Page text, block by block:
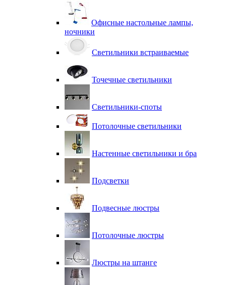
Офисные настольные лампы,
ночники
Светильники встраиваемые
Точечные светильники
Светильники-споты
Потолочные светильники
Настенные светильники и бра
Подсветки
Подвесные люстры
Потолочные люстры
Люстры на штанге